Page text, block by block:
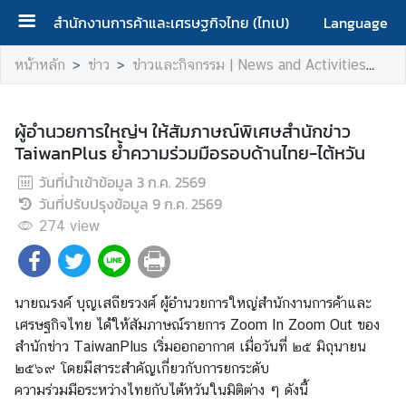
สำนักงานการค้าและเศรษฐกิจไทย (ไทเป)
Language
ห
ห
ลั
|
H
o
m
e
เ
กี่
ย
ว
กั
หน้าหลัก ข่าว ข่าวและกิจกรรม | News and Activities
ผู้อำนวยการใหญ่ฯ ให้สัมภาษณ์พิเศษสำนักข่าว
TaiwanPlus ย้ำความร่วมมือรอบด้านไทย-ไต้หวัน
วันที่นำเข้าข้อมูล 3 ก.ค. 2569
วันที่ปรับปรุงข้อมูล 9 ก.ค. 2569
274 view
นายณรงค์ บุญเสถียรวงศ์ ผู้อำนวยการใหญ่สำนักงานการค้าและ
เศรษฐกิจไทย ได้ให้สัมภาษณ์รายการ Zoom In Zoom Out ของ
สำนักข่าว TaiwanPlus เริ่มออกอากาศ เมื่อวันที่ ๒๕ มิถุนายน
๒๕๖๙ โดยมีสาระสำคัญเกี่ยวกับการยกระดับ
ความร่วมมือระหว่างไทยกับไต้หวันในมิติต่าง ๆ ดังนี้